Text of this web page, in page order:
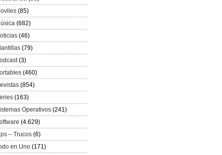
(85)
(682)
(46)
(79)
(3)
(460)
(854)
(163)
Operativos (241)
(4.629)
– Trucos (6)
en Uno (171)